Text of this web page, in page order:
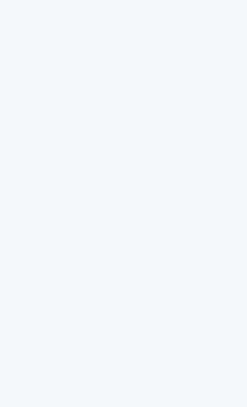
und schließt die